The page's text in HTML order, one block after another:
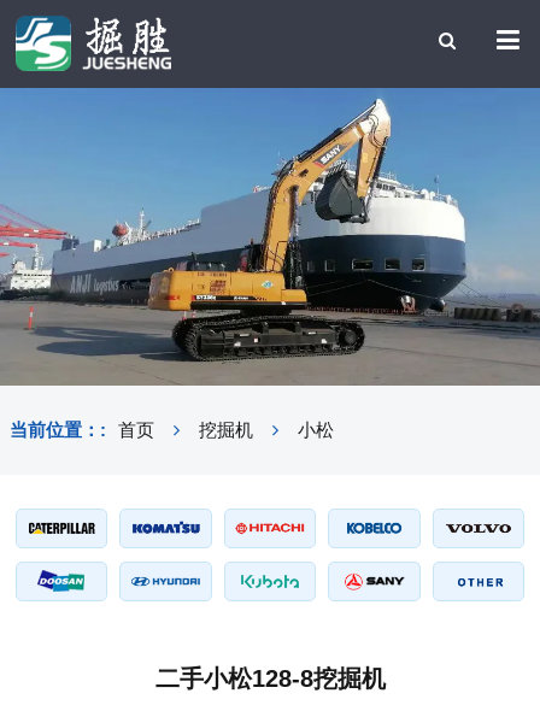
当前位置：: 首页 挖掘机 小松
二手小松128-8挖掘机